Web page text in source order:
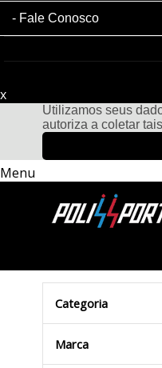
Fale Conosco
x
Utilizamos seus
autoriza a coletar
Menu
Categoria
Marca